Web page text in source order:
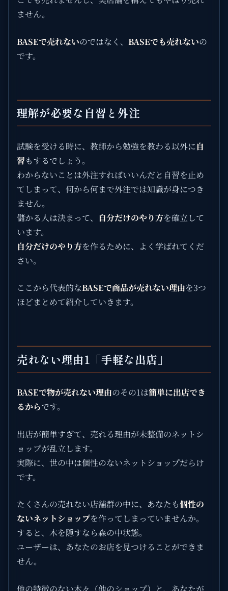
ません。
BASEで売れないのではなく、 BASEでも売れないの
です。
理解が必要な自習と外注
試験を受ける時に、教師から勉強を教わる以外に自
習もするでしょう。
わからないことは外注すればいいんだと自習を止め
てしまって、何から何まで外注では知識が身につき
ません。
儲かる人は決まって、 自分だけのやり方を確立して
います。
自分だけのやり方を作るために、よく学ばれてくだ
さい。
ここから代表的なBASEで商品が売れない理由を3つ
ほどまとめて紹介していきます。
売れない理由1「手軽な出店」
BASEで物が売れない理由のその1は簡単に出店でき
るからです。
出店が簡単すぎて、売れる理由が未整備のネットシ
ョップが乱立します。
実際に、世の中は個性のないネットショップだらけ
です。
たくさんの売れない店舗群の中に、あなたも個性の
ないネットショップを作ってしまっていませんか。
すると、木を隠すなら森の中状態。
ユーザーは、あなたのお店を見つけることができま
せん。